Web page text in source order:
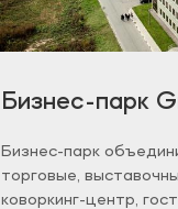
Бизнес-парк
Бизнес-парк
торговые,
коворкинг-центр,